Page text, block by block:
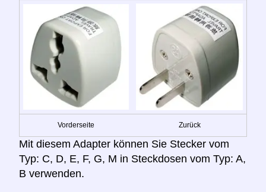
Vorderseite Zurück
Mit diesem Adapter können Sie Stecker vom
Typ: C, D, E, F, G, M in Steckdosen vom Typ: A,
B verwenden.